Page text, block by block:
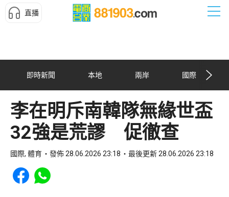
直播
即時新聞 本地 兩岸 國際
李在明斥南韓隊無緣世盃
32強是荒謬 促徹查
國際, 體育 發佈 28.06.2026 23:18 最後更新 28.06.2026 23:18
Share to Facebook
Share to WhatsApp